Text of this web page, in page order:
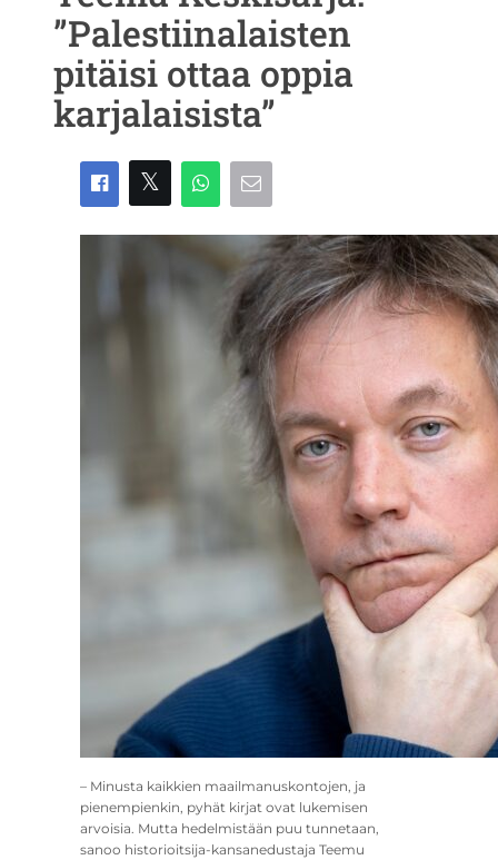
”Palestiinalaisten
pitäisi ottaa oppia
karjalaisista”
– Minusta kaikkien maailmanuskontojen, ja
pienempienkin, pyhät kirjat ovat lukemisen
arvoisia. Mutta hedelmistään puu tunnetaan,
sanoo historioitsija-kansanedustaja Teemu